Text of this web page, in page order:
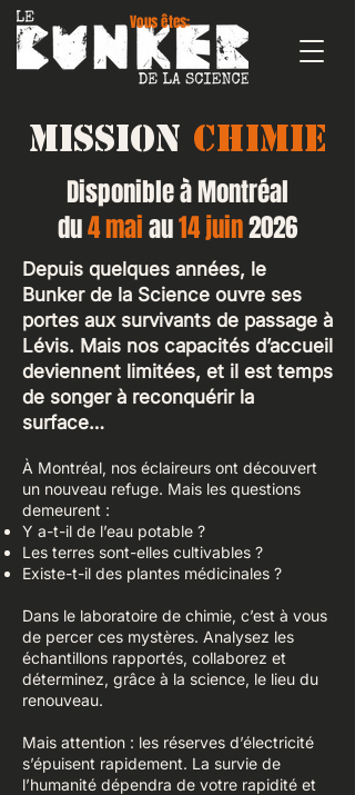
Vous êtes:
MISSION CHIMIE
Disponible à Montréal
du4 maiau14 juin2026
Depuis quelques années, le
Bunker de la Science ouvre ses
portes aux survivants de passage à
Lévis. Mais nos capacités d’accueil
deviennent limitées, et il est temps
de songer à reconquérir la
surface…
À Montréal, nos éclaireurs ont découvert
un nouveau refuge. Mais les questions
demeurent :
Y a-t-il de l’eau potable ?
Les terres sont-elles cultivables ?
Existe-t-il des plantes médicinales ?
Dans le laboratoire de chimie, c’est à vous
de percer ces mystères. Analysez les
échantillons rapportés, collaborez et
déterminez, grâce à la science, le lieu du
renouveau.
Mais attention : les réserves d’électricité
s’épuisent rapidement. La survie de
l’humanité dépendra de votre rapidité et